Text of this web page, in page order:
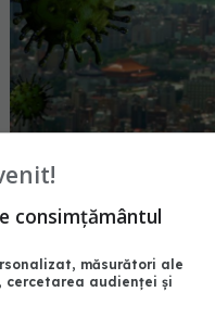
CIA afirmă că, cel
"COVID-19 a apărut
laborator": O
Institutul de
26 ian 2025, 16:30
consimțământul
măsurători ale
audienței și